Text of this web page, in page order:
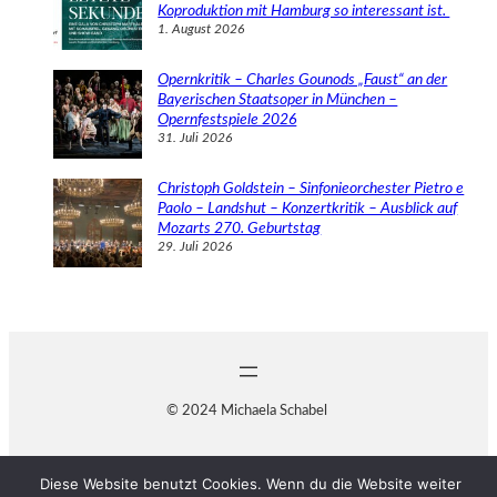
Koproduktion mit Hamburg so interessant ist.
1. August 2026
Opernkritik – Charles Gounods „Faust“ an der
Bayerischen Staatsoper in München –
Opernfestspiele 2026
31. Juli 2026
Christoph Goldstein – Sinfonieorchester Pietro e
Paolo – Landshut – Konzertkritik – Ausblick auf
Mozarts 270. Geburtstag
29. Juli 2026
© 2024 Michaela Schabel
Diese Website benutzt Cookies. Wenn du die Website weiter